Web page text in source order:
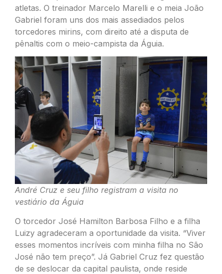
atletas. O treinador Marcelo Marelli e o meia João
Gabriel foram uns dos mais assediados pelos
torcedores mirins, com direito até a disputa de
pênaltis com o meio-campista da Águia.
André Cruz e seu filho registram a visita no
vestiário da Águia
O torcedor José Hamilton Barbosa Filho e a filha
Luizy agradeceram a oportunidade da visita. “Viver
esses momentos incríveis com minha filha no São
José não tem preço”. Já Gabriel Cruz fez questão
de se deslocar da capital paulista, onde reside